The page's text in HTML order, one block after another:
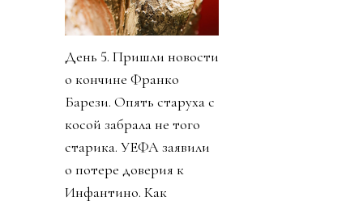
День 5. Пришли новости
о кончине Франко
Барези. Опять старуха с
косой забрала не того
старика. УЕФА заявили
о потере доверия к
Инфантино. Как